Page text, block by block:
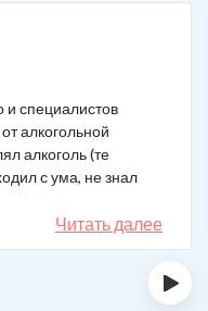
и специалистов
алкогольной
алкоголь (те
с ума, не знал
Искал тех кто
позвонил, приехал.
Читать далее
›